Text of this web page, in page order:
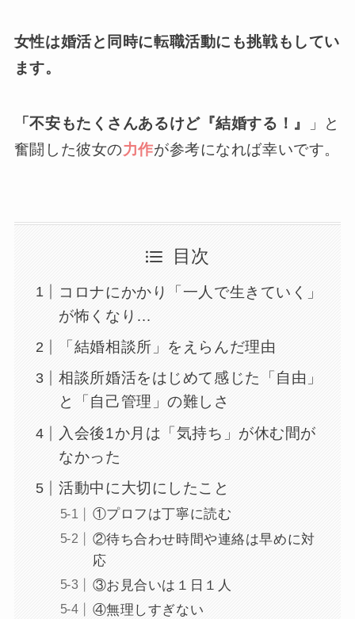
女性は婚活と同時に転職活動にも挑戦もしてい
ます。
「不安もたくさんあるけど『結婚する！』
」と
奮闘した彼女の力作が参考になれば幸いです。
目次
コロナにかかり「一人で生きていく」
が怖くなり…
「結婚相談所」をえらんだ理由
相談所婚活をはじめて感じた「自由」
と「自己管理」の難しさ
入会後1か月は「気持ち」が休む間が
なかった
活動中に大切にしたこと
①プロフは丁寧に読む
②待ち合わせ時間や連絡は早めに対
応
③お見合いは１日１人
④無理しすぎない